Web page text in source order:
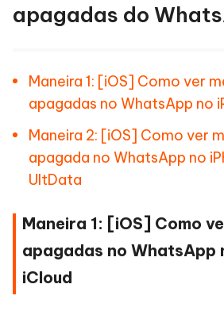
apagadas do
Maneira 1: [iOS] Como ver
apagadas no WhatsApp no
Maneira 2: [iOS] Como ver
apagada no WhatsApp no
UltData
Maneira 1: [iOS] Como
apagadas no WhatsApp
iCloud